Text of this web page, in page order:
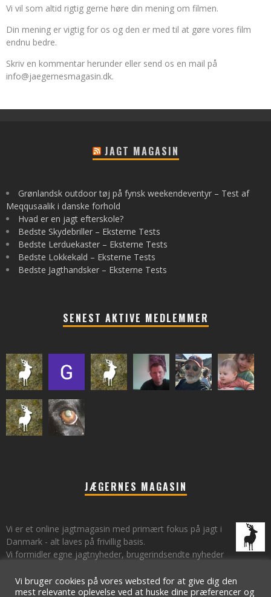
Vi vil som altid rigtig gerne høre din mening om filmen.
Din mening er vigtig for os og den er med til at gøre vores film
endnu bedre.
Skriv en kommentar herunder eller send os en mail på
info@jaegernesmagasin.dk.
JAGT MAGASIN
Grønlandsk outdoor tøj på fynsk weekendeventyr – Test af
Meqqusaalik i danske forhold
Hvad er en jagt efterskole?
Bedste Skydebriller – Eksterne Tests
Bedste Lerduekaster – Eksterne Tests
Bedste Lokkekald – Eksterne Tests
Bedste Jagthandsker – Eksterne Tests
SENEST AKTIVE MEDLEMMER
JÆGERNES MAGASIN
Vi er et online jagtmagasin med primært fokus på jagt i
Danmark - alt laves på frivillig basis.
Vi formidler egne jagtnyheder, brugerindsendte nyheder
om jagt.
Vi bruger cookies på vores websted for at give dig den
mest relevante oplevelse ved at huske dine præferencer og